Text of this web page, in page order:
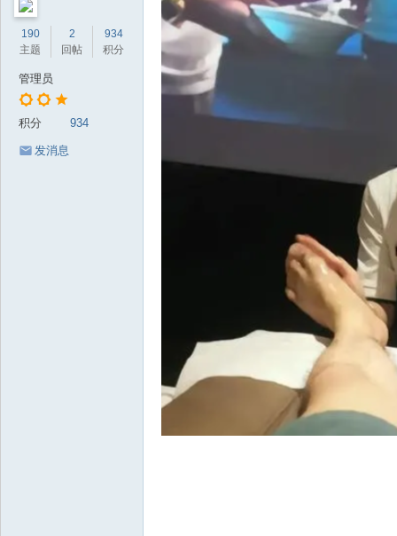
190
主题
2
回帖
934
积分
管理员
积分 934
发消息